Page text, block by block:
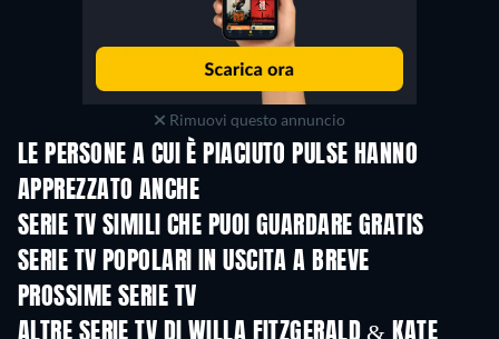
Rimuovi questo annuncio
LE PERSONE A CUI È PIACIUTO PULSE HANNO
APPREZZATO ANCHE
TV
SERIE TV SIMILI CHE PUOI GUARDARE GRATIS
TV
SERIE TV POPOLARI IN USCITA A BREVE
TV TV
PROSSIME SERIE TV
Stagione 4
ALTRE SERIE TV DI WILLA FITZGERALD & KATE